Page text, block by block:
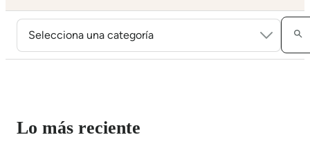
Lo más reciente